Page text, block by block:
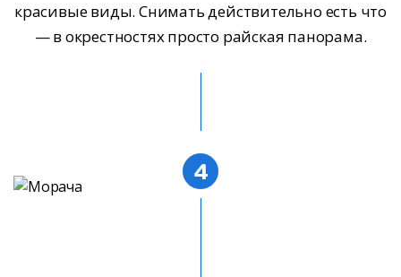
красивые виды. Снимать действительно есть что
— в окрестностях просто райская панорама.
4